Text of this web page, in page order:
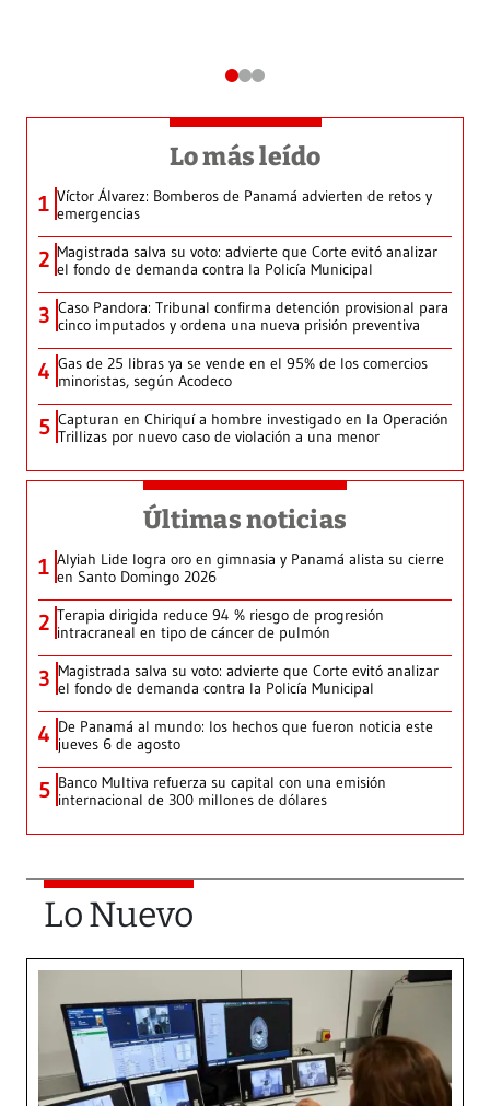
Lo más leído
1 Víctor Álvarez: Bomberos de Panamá advierten de retos y
emergencias
2 Magistrada salva su voto: advierte que Corte evitó analizar
el fondo de demanda contra la Policía Municipal
3 Caso Pandora: Tribunal confirma detención provisional para
cinco imputados y ordena una nueva prisión preventiva
4 Gas de 25 libras ya se vende en el 95% de los comercios
minoristas, según Acodeco
5 Capturan en Chiriquí a hombre investigado en la Operación
Trillizas por nuevo caso de violación a una menor
Últimas noticias
1 Alyiah Lide logra oro en gimnasia y Panamá alista su cierre
en Santo Domingo 2026
2 Terapia dirigida reduce 94 % riesgo de progresión
intracraneal en tipo de cáncer de pulmón
3 Magistrada salva su voto: advierte que Corte evitó analizar
el fondo de demanda contra la Policía Municipal
4 De Panamá al mundo: los hechos que fueron noticia este
jueves 6 de agosto
5 Banco Multiva refuerza su capital con una emisión
internacional de 300 millones de dólares
Lo Nuevo